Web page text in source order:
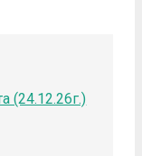
(24.12.26г.)